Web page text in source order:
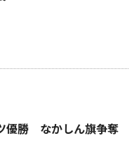
優勝 なかしん旗争奪